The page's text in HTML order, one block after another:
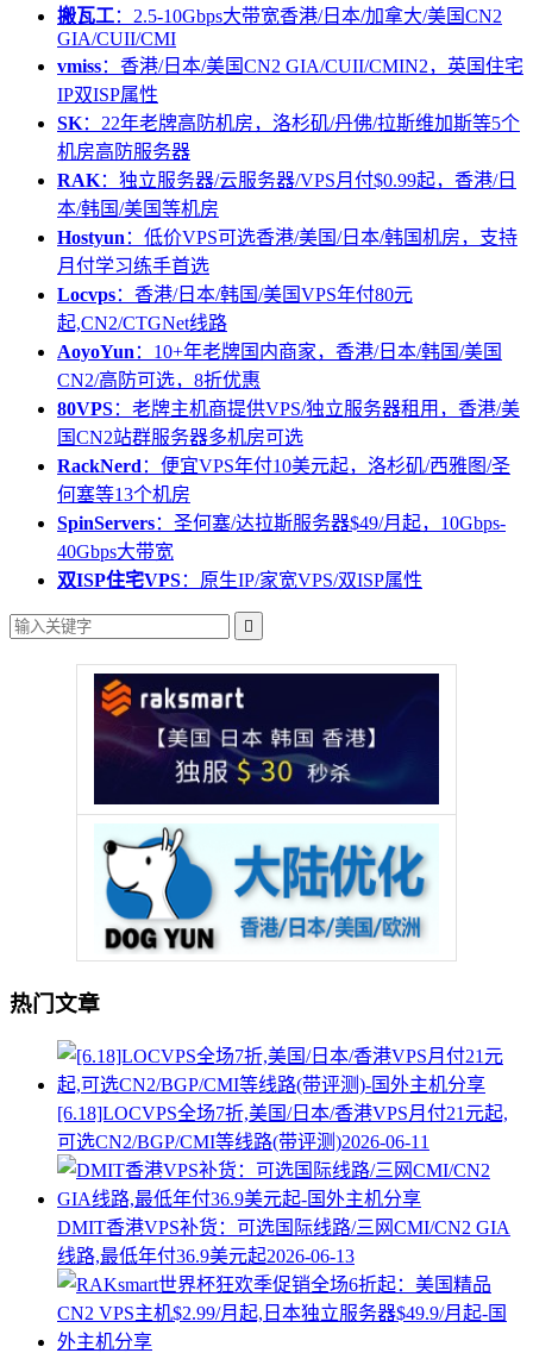
搬瓦工：2.5-10Gbps大带宽香港/日本/加拿大/美国CN2
GIA/CUII/CMI
vmiss：香港/日本/美国CN2 GIA/CUII/CMIN2，英国住宅
IP双ISP属性
SK：22年老牌高防机房，洛杉矶/丹佛/拉斯维加斯等5个
机房高防服务器
RAK：独立服务器/云服务器/VPS月付$0.99起，香港/日
本/韩国/美国等机房
Hostyun ：低价VPS可选香港/美国/日本/韩国机房，支持
月付学习练手首选
Locvps：香港/日本/韩国/美国VPS年付80元
起,CN2/CTGNet线路
AoyoYun ：10+年老牌国内商家，香港/日本/韩国/美国
CN2/高防可选，8折优惠
80VPS：老牌主机商提供VPS/独立服务器租用，香港/美
国CN2站群服务器多机房可选
RackNerd ：便宜VPS年付10美元起，洛杉矶/西雅图/圣
何塞等13个机房
SpinServers：圣何塞/达拉斯服务器$49/月起，10Gbps-
40Gbps大带宽
双ISP住宅VPS：原生IP/家宽VPS/双ISP属性

热门文章
[6.18]LOCVPS全场7折,美国/日本/香港VPS月付21元起,
可选CN2/BGP/CMI等线路(带评测)2026-06-11
DMIT香港VPS补货：可选国际线路/三网CMI/CN2 GIA
线路,最低年付36.9美元起2026-06-13